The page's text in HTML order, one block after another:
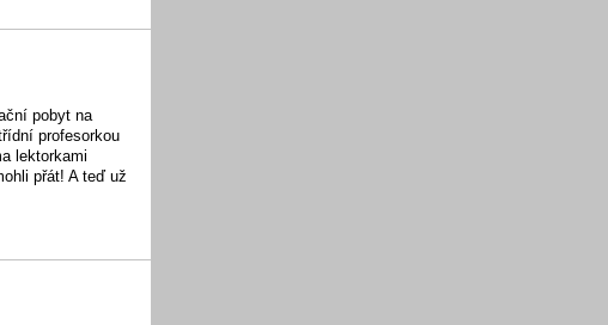
pobyt na
profesorkou
lektorkami
přát! A teď už